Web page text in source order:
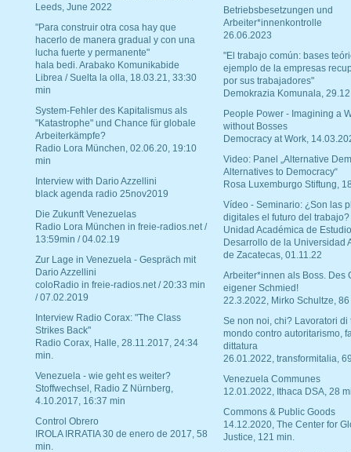
Leeds, June 2022
"Para construir otra cosa hay que
hacerlo de manera gradual y con una
lucha fuerte y permanente"
hala bedi. Arabako Komunikabide
Librea / Suelta la olla, 18.03.21, 33:30
min
System-Fehler des Kapitalismus als
"Katastrophe" und Chance für globale
Arbeiterkämpfe?
Radio Lora München, 02.06.20, 19:10
min
Interview with Dario Azzellini
black agenda radio 25nov2019
Die Zukunft Venezuelas
Radio Lora München in freie-radios.net /
13:59min / 04.02.19
Zur Lage in Venezuela - Gespräch mit
Dario Azzellini
coloRadio in freie-radios.net / 20:33 min
/ 07.02.2019
Interview Radio Corax: "The Class
Strikes Back"
Radio Corax, Halle, 28.11.2017, 24:34
min.
Venezuela - wie geht es weiter?
Stoffwechsel, Radio Z Nürnberg,
4.10.2017, 16:37 min
Control Obrero
IROLA IRRATIA 30 de enero de 2017, 58
min.
Betriebsbesetzungen und
Arbeiter*innenkontrolle
26.06.2023
"El trabajo común: bases
ejemplo de la empresas
por sus trabajadores"
Demokrazia Komunala,
People Power - Imagining a
without Bosses
Democracy at Work,
Video: Panel „Alternative
Alternatives to Democracy“
Rosa Luxemburgo Stiftung,
Vídeo - Seminario: ¿Son las
digitales el futuro del trabajo?
Unidad Académica de
Desarrollo de la Universidad
de Zacatecas, 01.11.22
Arbeiter*innen als Boss. Des
eigener Schmied!
22.3.2022, Mirko Schultze, 86
Se non noi, chi? Lavoratori di
mondo contro autoritarismo,
dittatura
26.01.2022, transformitalia,
Venezuela Communes
12.01.2022, Ithaca DSA, 28
Commons & Public Goods
14.12.2020, The Center for
Justice, 121 min.